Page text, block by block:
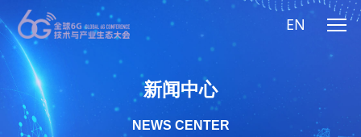
EN
新闻中心
NEWS CENTER